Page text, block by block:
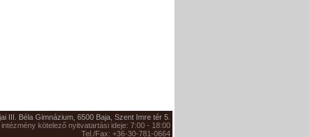
III. Béla Gimnázium, 6500 Baja, Szent Imre tér 5.
kötelező nyitvatartási ideje: 7:00 - 18:00
Tel./Fax: +36-30-781-0664